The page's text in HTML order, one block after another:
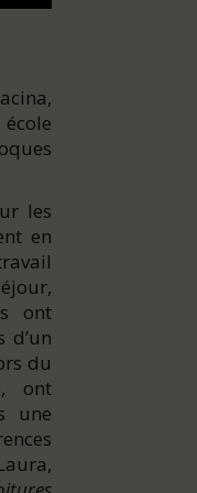
les
en
ont
d’un
du
ont
une